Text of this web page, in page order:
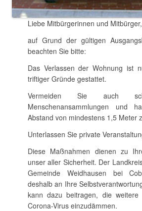
Liebe Mitbürgerinnen und Mitbürger,
auf Grund der gültigen
beachten Sie bitte:
Das Verlassen der Wohnung ist
triftiger Gründe gestattet.
Vermeiden Sie auch
Menschenansammlungen und
Abstand von mindestens 1,5 Meter
Unterlassen Sie private
Diese Maßnahmen dienen zu
unser aller Sicherheit. Der
Gemeinde Weidhausen bei
deshalb an Ihre
kann dazu beitragen, die weitere
Corona-Virus einzudämmen.